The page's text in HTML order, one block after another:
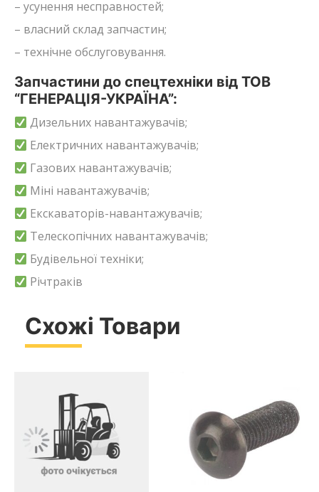
– усунення несправностей;
– власний склад запчастин;
– технічне обслуговування.
Запчастини до спецтехніки від ТОВ
“ГЕНЕРАЦІЯ-УКРАЇНА”:
Дизельних навантажувачів;
Електричних навантажувачів;
Газових навантажувачів;
Міні навантажувачів;
Екскаваторів-навантажувачів;
Телескопічних навантажувачів;
Будівельної техніки;
Річтраків
Схожі Товари